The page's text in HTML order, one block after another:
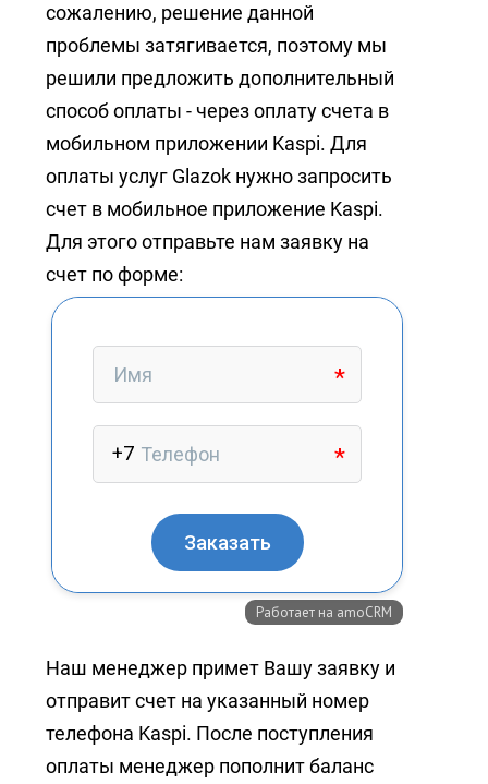
Контакты
+7 (727) 317-61-61
info@glazok.kz
сожалению, решение данной
проблемы затягивается, поэтому мы
решили предложить дополнительный
способ оплаты - через оплату счета в
мобильном приложении Kaspi. Для
оплаты услуг Glazok нужно запросить
счет в мобильное приложение Kaspi.
Для этого отправьте нам заявку на
счет по форме:
Наш менеджер примет Вашу заявку и
отправит счет на указанный номер
телефона Kaspi. После поступления
оплаты менеджер пополнит баланс